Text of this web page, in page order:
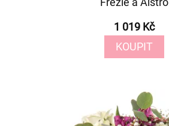
1 019 Kč
KOUPIT